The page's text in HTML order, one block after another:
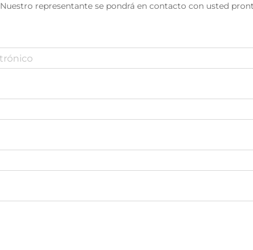
Nuestro representante se pondrá en contacto con usted